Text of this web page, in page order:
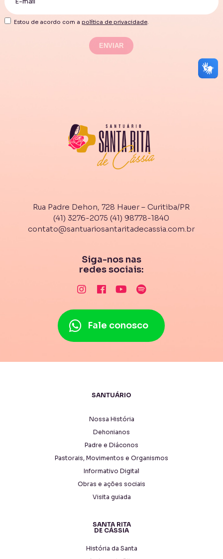
Estou de acordo com a política de privacidade.
Rua Padre Dehon, 728 Hauer – Curitiba/PR
(41) 3276-2075 (41) 98778-1840
contato@santuariosantaritadecassia.com.br
Siga-nos nas
redes sociais:
Fale conosco
SANTUÁRIO
Nossa História
Dehonianos
Padre e Diáconos
Pastorais, Movimentos e Organismos
Informativo Digital
Obras e ações sociais
Visita guiada
SANTA RITA
DE CÁSSIA
História da Santa